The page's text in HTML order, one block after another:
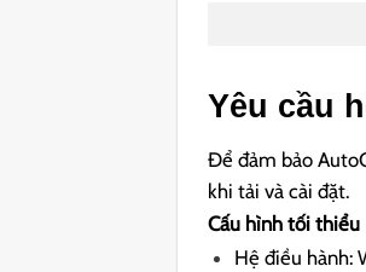
Yêu cầu
Để đảm bảo
khi tải và cài đặt.
Cấu hình tối thiểu
Hệ điều hành: